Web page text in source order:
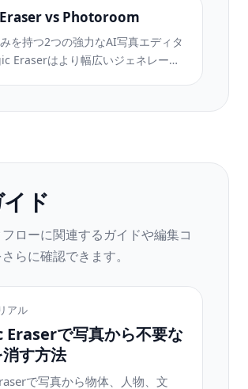
のAIツールを1つのエディターに統
す。
vs Photoroom
を持つ2つの強力なAI写真エディタ
Eraserはより幅広いジェネレーテ
クフローに合うのはどちらか確認
ド
ローに関連するガイドや編集コ
らに確認できます。
アル
で写真から不要な
す方法
で写真から物体、人物、文